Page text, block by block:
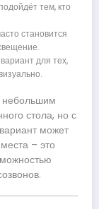
тем, кто
становится
для тех,
небольшим
стола, но с
может
– это